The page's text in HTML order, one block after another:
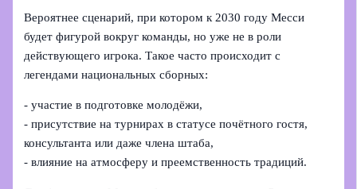
Вероятнее сценарий, при котором к 2030 году Месси
будет фигурой вокруг команды, но уже не в роли
действующего игрока. Такое часто происходит с
легендами национальных сборных:
- участие в подготовке молодёжи,
- присутствие на турнирах в статусе почётного гостя,
консультанта или даже члена штаба,
- влияние на атмосферу и преемственность традиций.